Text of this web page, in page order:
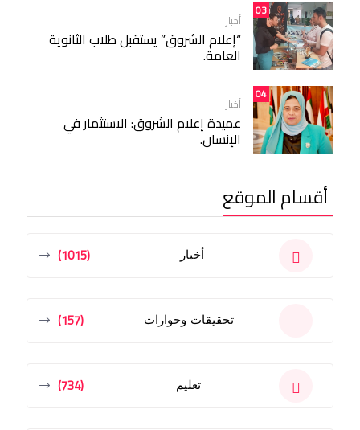
03
أخبار
“إعلام الشروق” يستقبل طلاب الثانوية
العامة.
04
أخبار
عميدة إعلام الشروق: الاستثمار في
الإنسان.
أقسام الموقع
أخبار (1015)
تحقيقات وحوارات (157)
تعليم (734)